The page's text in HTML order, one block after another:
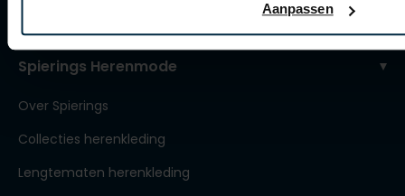
Aanpassen
Spierings Herenmode
Over Spierings
Collecties herenkleding
Lengtematen herenkleding